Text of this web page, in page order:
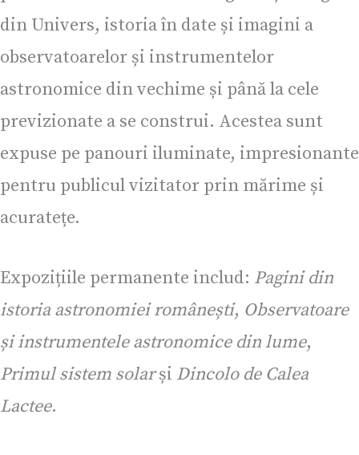
din Univers, istoria în date și imagini a
observatoarelor și instrumentelor
astronomice din vechime și până la cele
previzionate a se construi. Acestea sunt
expuse pe panouri iluminate, impresionante
pentru publicul vizitator prin mărime și
acuratețe.
Expozițiile permanente includ: Pagini din
istoria astronomiei românești, Observatoare
și instrumentele astronomice din lume,
Primul sistem solarși Dincolo de Calea
Lactee.